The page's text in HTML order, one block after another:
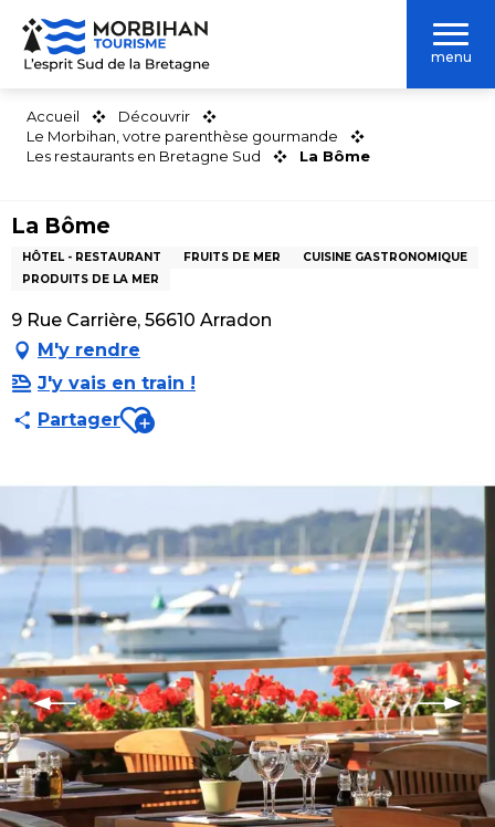
Aller
contenu
menu
Accueil
Découvrir
Le Morbihan, votre parenthèse gourmande
Les restaurants en Bretagne Sud
La Bôme
La Bôme
HÔTEL - RESTAURANT FRUITS DE MER
CUISINE GASTRONOMIQUE
PRODUITS DE LA MER
9 Rue Carrière, 56610 Arradon
M'y rendre
J'y vais en train !
PartagerAjouter aux favoris